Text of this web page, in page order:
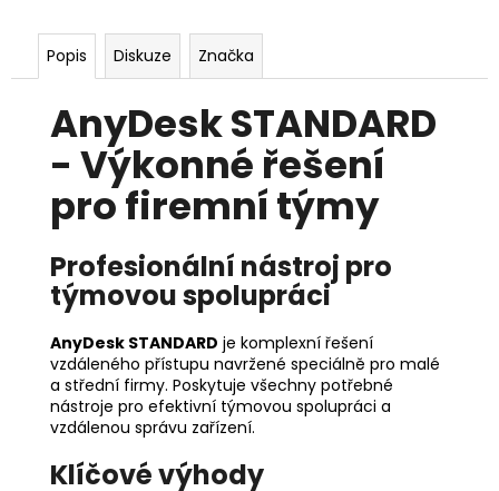
Popis Diskuze Značka
AnyDesk STANDARD
- Výkonné řešení
pro firemní týmy
Profesionální nástroj pro
týmovou spolupráci
AnyDesk STANDARD je komplexní řešení
vzdáleného přístupu navržené speciálně pro malé
a střední firmy. Poskytuje všechny potřebné
nástroje pro efektivní týmovou spolupráci a
vzdálenou správu zařízení.
Klíčové výhody
ANYDESK
SOLO